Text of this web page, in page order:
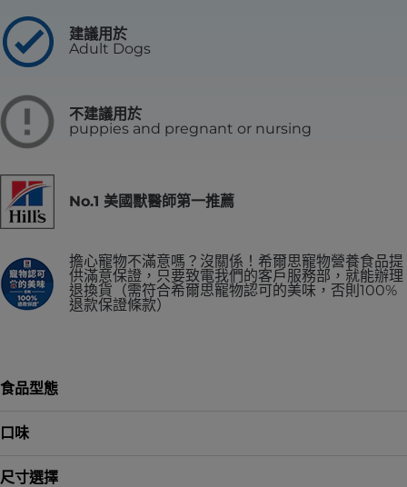
建議用於
Adult Dogs
不建議用於
puppies and pregnant or nursing
No.1 美國獸醫師第一推薦
擔心寵物不滿意嗎？沒關係！希爾思寵物營養食品提
供滿意保證，只要致電我們的客戶服務部，就能辦理
退換貨（需符合希爾思寵物認可的美味，否則100%
退款保證條款）
食品型態
口味
尺寸選擇